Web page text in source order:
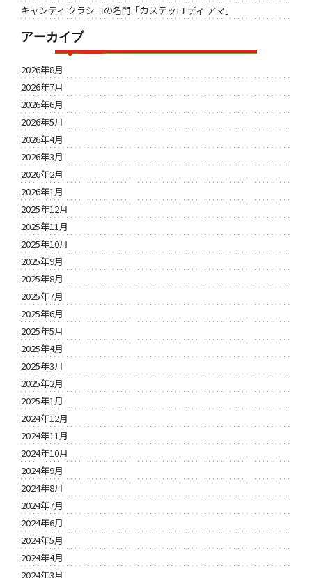
キャンティ クラシコの名門「カステッロ ディ アマ」
アーカイブ
2026年8月
2026年7月
2026年6月
2026年5月
2026年4月
2026年3月
2026年2月
2026年1月
2025年12月
2025年11月
2025年10月
2025年9月
2025年8月
2025年7月
2025年6月
2025年5月
2025年4月
2025年3月
2025年2月
2025年1月
2024年12月
2024年11月
2024年10月
2024年9月
2024年8月
2024年7月
2024年6月
2024年5月
2024年4月
2024年3月